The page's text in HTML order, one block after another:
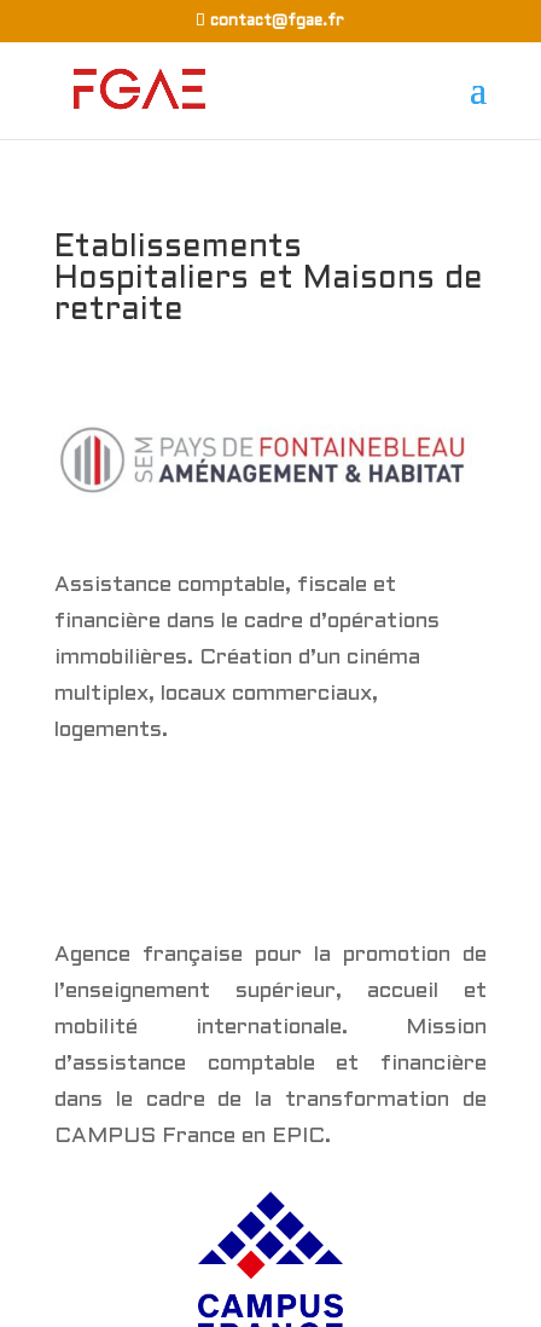
contact@fgae.fr
Etablissements
Hospitaliers et Maisons de
retraite
Assistance comptable, fiscale et
financière dans le cadre d’opérations
immobilières. Création d’un cinéma
multiplex, locaux commerciaux,
logements.
Agence française pour la promotion de
l’enseignement supérieur, accueil et
mobilité internationale. Mission
d’assistance comptable et financière
dans le cadre de la transformation de
CAMPUS France en EPIC.